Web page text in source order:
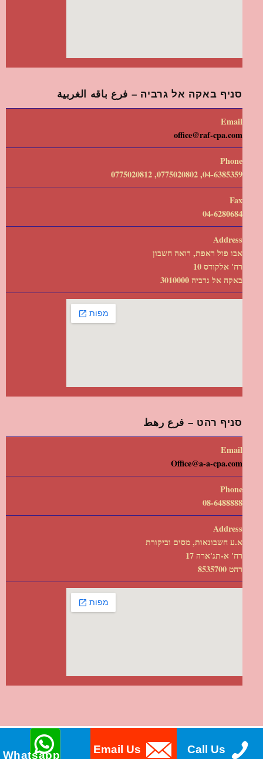
סניף באקה אל גרביה – فرع باقه الغربية
Email
office@raf-cpa.com
Phone
04-6385359, 0775020802, 0775020812
Fax
04-6280684
Address
אבו פול ראפת, רואה חשבון
רח' אלקודס 10
באקה אל גרביה 3010000
סניף רהט – فرع رهط
Email
Office@a-a-cpa.com
Phone
08-6488888
Address
א.ע חשבונאות, מסים וביקורת
רח' א-תג'ארה 17
רהט 8535700
Call Us
Email Us
Whatsapp